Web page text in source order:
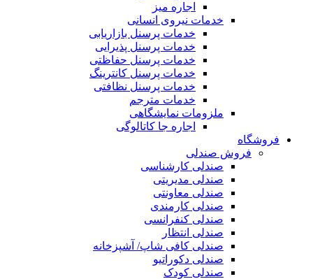
اجاره میز
خدمات نیروی انسانی
خدمات پرسنل بازاریابی
خدمات پرسنل پذیرایی
خدمات پرسنل حفاظتی
خدمات پرسنل کانترینگ
خدمات پرسنل نظافتی
خدمات مترجم
ملزومات نمایشگاهی
اجاره جا کاتالوگی
فروشگاه
فروش صندلی
صندلی کارشناسی
صندلی مدیریتی
صندلی معاونتی
صندلی کارمندی
صندلی کنفرانسی
صندلی انتظار
صندلی کافی شاپ/ آشپزخانه
صندلی دکوراتیو
صندلی کودک